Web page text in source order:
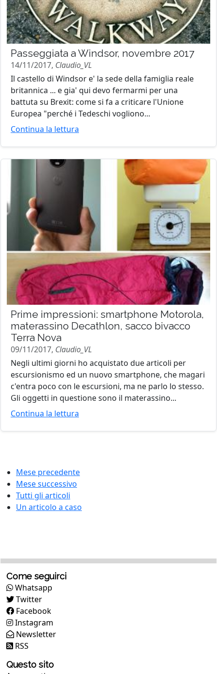
Passeggiata a Windsor, novembre 2017
14/11/2017, Claudio_VL
Il castello di Windsor e' la sede della famiglia reale
britannica ... e gia' qui devo fermarmi per una
battuta su Brexit: come si fa a criticare l'Unione
Europea "perché i Tedeschi vogliono...
Continua la lettura
Prime impressioni: smartphone Motorola,
materassino Decathlon, sacco bivacco
Terra Nova
09/11/2017, Claudio_VL
Negli ultimi giorni ho acquistato due articoli per
escursionismo ed un nuovo smartphone, che magari
c'entra poco con le escursioni, ma ne parlo lo stesso.
Gli oggetti in questione sono il materassino...
Continua la lettura
Mese precedente
Mese successivo
Tutti gli articoli
Un articolo a caso
Come seguirci
Whatsapp
Twitter
Facebook
Instagram
Newsletter
RSS
Questo sito